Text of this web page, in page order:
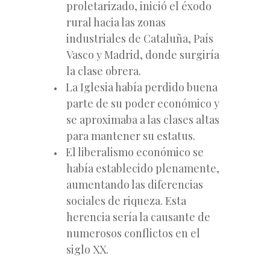
proletarizado, inició el éxodo
rural hacia las zonas
industriales de Cataluña, País
Vasco y Madrid, donde surgiría
la clase obrera.
La Iglesia había perdido buena
parte de su poder económico y
se aproximaba a las clases altas
para mantener su estatus.
El liberalismo económico se
había establecido plenamente,
aumentando las diferencias
sociales de riqueza. Esta
herencia sería la causante de
numerosos conflictos en el
siglo XX.